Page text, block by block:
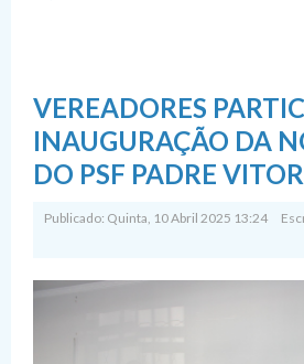
VEREADORES
INAUGURAÇÃO DA
DO PSF PADRE VITOR
Publicado: Quinta, 10 Abril 2025 13:24